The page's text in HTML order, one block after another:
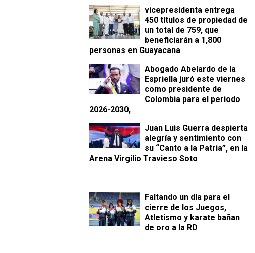
vicepresidenta entrega
450 títulos de propiedad de
un total de 759, que
beneficiarán a 1,800
personas en Guayacana
Abogado Abelardo de la
Espriella juró este viernes
como presidente de
Colombia para el periodo
2026-2030,
Juan Luis Guerra despierta
alegría y sentimiento con
su “Canto a la Patria”, en la
Arena Virgilio Travieso Soto
Faltando un día para el
cierre de los Juegos,
Atletismo y karate bañan
de oro a la RD